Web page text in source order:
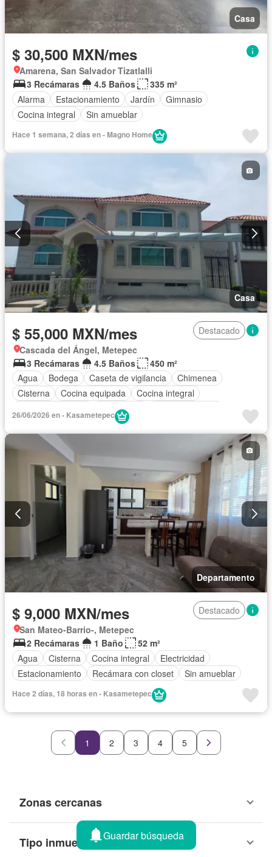
Casa
$ 30,500 MXN/mes
Amarena, San Salvador Tizatlalli
3 Recámaras
4.5 Baños
335 m²
Alarma
Estacionamiento Jardín
Gimnasio
Cocina integral
Sin amueblar
Hace 1 semana, 2 días en - Magno Home
Casa
$ 55,000 MXN/mes
Destacado
Cascada del Ángel, Metepec
3 Recámaras
4.5 Baños
450 m²
Agua
Bodega Caseta de vigilancia
Chimenea
Cisterna
Cocina equipada
Cocina integral
Electricidad
Despacho
Wifi
Permite mascotas
26/06/2026 en - Kasametepec
Departamento
$ 9,000 MXN/mes
Destacado
San Mateo-Barrio-, Metepec
2 Recámaras
1 Baño
52 m²
Agua
Cisterna Cocina integral
Electricidad
Estacionamiento
Recámara con closet Sin amueblar
Hace 2 días, 18 horas en - Kasametepec
1 2 3 4 5
Zonas cercanas
Tipo inmueble Guardar búsqueda